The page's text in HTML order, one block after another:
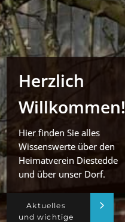
Herzlich
Willkommen!
Hier finden Sie alles
Wissenswerte über den
Heimatverein Diestedde
und über unser Dorf.
Aktuelles
und wichtige